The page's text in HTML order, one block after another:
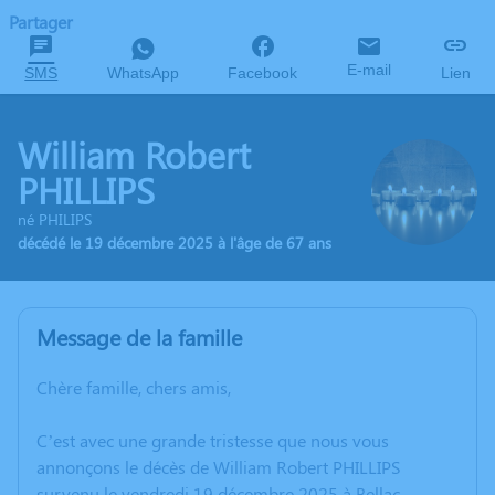
Partager
SMS WhatsApp Facebook E-mail Lien
William Robert
PHILLIPS
né PHILIPS
décédé le 19 décembre 2025 à l'âge de 67 ans
Message de la famille
Chère famille, chers amis,
C’est avec une grande tristesse que nous vous
annonçons le décès de William Robert PHILLIPS